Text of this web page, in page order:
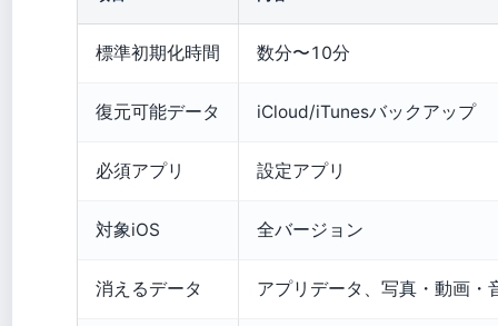
標準初期化時間 数分〜10分
復元可能データ iCloud/iTunesバックアップ
必須アプリ 設定アプリ
対象iOS 全バージョン
消えるデータ アプリデータ、写真・動画・